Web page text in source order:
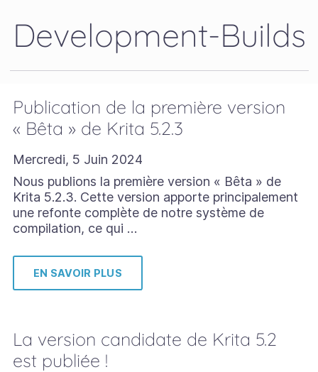
Development-Builds
Publication de la première version
« Bêta » de Krita 5.2.3
Mercredi, 5 Juin 2024
Nous publions la première version « Bêta » de
Krita 5.2.3. Cette version apporte principalement
une refonte complète de notre système de
compilation, ce qui …
EN SAVOIR PLUS
La version candidate de Krita 5.2
est publiée !